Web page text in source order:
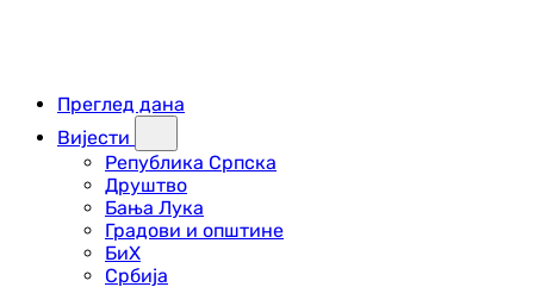
Преглед дана
Вијести
Република Српска
Друштво
Бања Лука
Градови и општине
БиХ
Србија